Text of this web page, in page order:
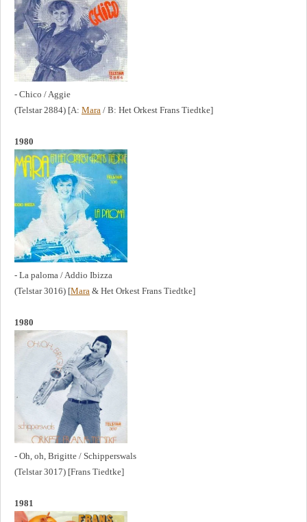
- Chico / Aggie
(Telstar 2884) [A: Mara / B: Het Orkest Frans Tiedtke]
1980
- La paloma / Addio Ibizza
(Telstar 3016) [Mara & Het Orkest Frans Tiedtke]
1980
- Oh, oh, Brigitte / Schipperswals
(Telstar 3017) [Frans Tiedtke]
1981